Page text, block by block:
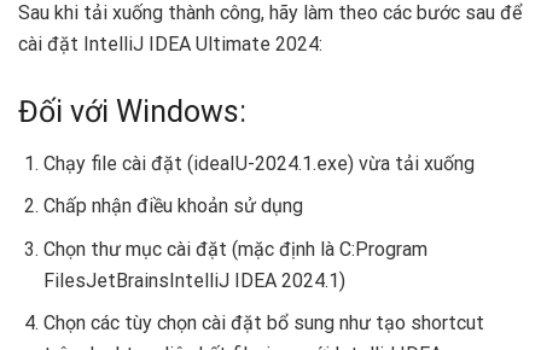
Sau khi tải xuống thành công, hãy làm theo các bước sau để
cài đặt IntelliJ IDEA Ultimate 2024:
Đối với Windows:
Chạy file cài đặt (ideaIU-2024.1.exe) vừa tải xuống
Chấp nhận điều khoản sử dụng
Chọn thư mục cài đặt (mặc định là C:Program
FilesJetBrainsIntelliJ IDEA 2024.1)
Chọn các tùy chọn cài đặt bổ sung như tạo shortcut